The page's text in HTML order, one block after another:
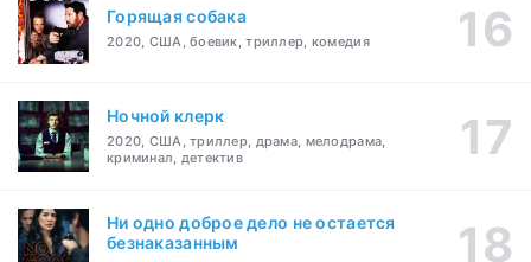
Горящая собака
2020, США, боевик, триллер, комедия
Ночной клерк
2020, США, триллер, драма, мелодрама,
криминал, детектив
Ни одно доброе дело не остается
безнаказанным